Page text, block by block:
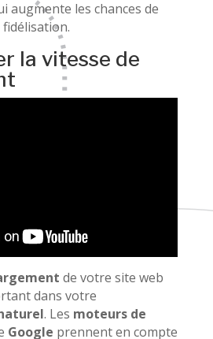
augmente les chances de
la vitesse de
de votre site web
dans votre
. Les moteurs de
Google prennent en compte